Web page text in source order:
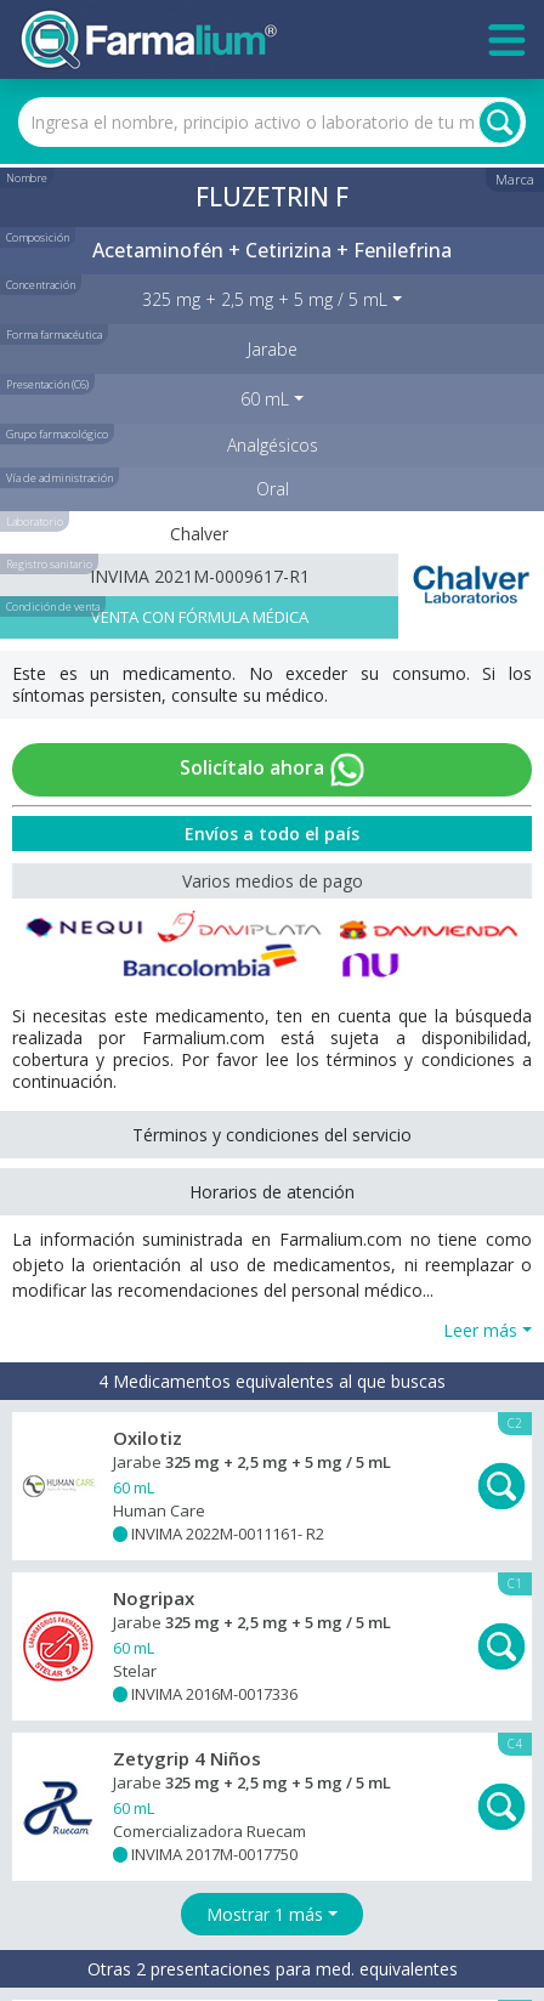
Nombre Marca
FLUZETRIN F
Composición Acetaminofén + Cetirizina + Fenilefrina
Concentración
325 mg + 2,5 mg + 5 mg / 5 mL
Forma farmacéutica
Jarabe
Presentación (C6)
60 mL
Grupo farmacológico Analgésicos
Vía de administración Oral
Laboratorio
Chalver
Registro sanitario
INVIMA 2021M-0009617-R1
Condición de ventaVENTA CON FÓRMULA MÉDICA
Este es un medicamento. No exceder su consumo. Si los
síntomas persisten, consulte su médico.
Solicítalo ahora
Envíos a todo el país
Varios medios de pago
Si necesitas este medicamento, ten en cuenta que la búsqueda
realizada por Farmalium.com está sujeta a disponibilidad,
cobertura y precios. Por favor lee los términos y condiciones a
continuación.
Términos y condiciones del servicio
Horarios de atención
La información suministrada en Farmalium.com no tiene como
objeto la orientación al uso de medicamentos, ni reemplazar o
modificar las recomendaciones del personal médico...
Leer más
4 Medicamentos equivalentes al que buscas
C2
Oxilotiz
Jarabe 325 mg + 2,5 mg + 5 mg / 5 mL
60 mL
Human Care
INVIMA 2022M-0011161- R2
C1
Nogripax
Jarabe 325 mg + 2,5 mg + 5 mg / 5 mL
60 mL
Stelar
INVIMA 2016M-0017336
C4
Zetygrip 4 Niños
Jarabe 325 mg + 2,5 mg + 5 mg / 5 mL
60 mL
Comercializadora Ruecam
INVIMA 2017M-0017750
Mostrar 1 más
Otras 2 presentaciones para med. equivalentes